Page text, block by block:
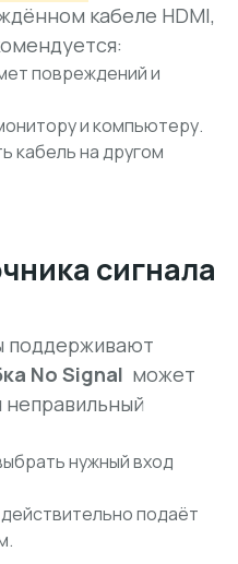
кабеле HDMI,
повреждений и
и компьютеру.
кабель на другом
сигнала
поддерживают
No Signal может
неправильный
нужный вход
подаёт